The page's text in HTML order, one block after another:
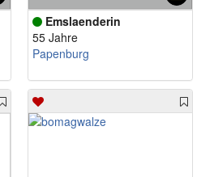
Emslaenderin
55 Jahre
Papenburg